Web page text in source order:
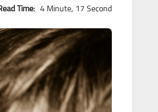
Time: 4 Minute, 17 Second